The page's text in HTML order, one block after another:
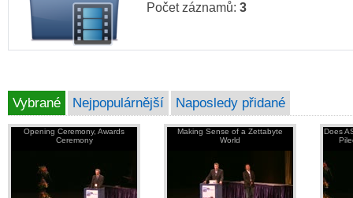
Počet záznamů: 3
Vybrané Nejpopulárnější Naposledy přidané
Opening Ceremony, Awards
Ceremony
Making Sense of a Zettabyte
World
Does